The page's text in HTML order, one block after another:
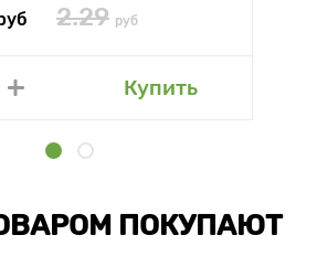
2.29 руб
Купить
ПОКУПАЮТ